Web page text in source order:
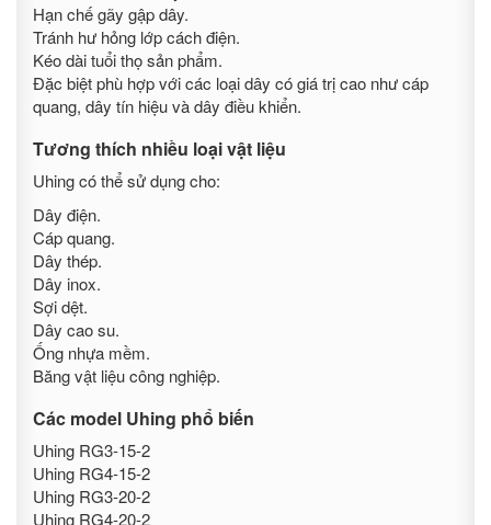
Hạn chế gãy gập dây.
Tránh hư hỏng lớp cách điện.
Kéo dài tuổi thọ sản phẩm.
Đặc biệt phù hợp với các loại dây có giá trị cao như cáp
quang, dây tín hiệu và dây điều khiển.
Tương thích nhiều loại vật liệu
Uhing có thể sử dụng cho:
Dây điện.
Cáp quang.
Dây thép.
Dây inox.
Sợi dệt.
Dây cao su.
Ống nhựa mềm.
Băng vật liệu công nghiệp.
Các model Uhing phổ biến
Uhing RG3-15-2
Uhing RG4-15-2
Uhing RG3-20-2
Uhing RG4-20-2